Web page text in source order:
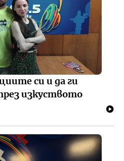
си и да ги
изкуството